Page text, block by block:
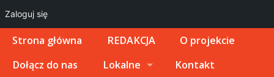
Strona główna REDAKCJA
O projekcie
Dołącz do nas
Lokalne
Kontakt
Zaloguj się